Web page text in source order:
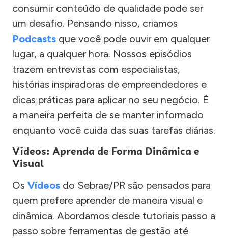
consumir conteúdo de qualidade pode ser
um desafio. Pensando nisso, criamos
Podcasts que você pode ouvir em qualquer
lugar, a qualquer hora. Nossos episódios
trazem entrevistas com especialistas,
histórias inspiradoras de empreendedores e
dicas práticas para aplicar no seu negócio. É
a maneira perfeita de se manter informado
enquanto você cuida das suas tarefas diárias.
Vídeos: Aprenda de Forma Dinâmica e
Visual
Os Vídeos do Sebrae/PR são pensados para
quem prefere aprender de maneira visual e
dinâmica. Abordamos desde tutoriais passo a
passo sobre ferramentas de gestão até